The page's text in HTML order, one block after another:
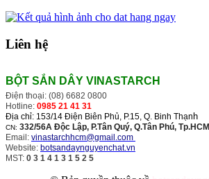
Liên hệ
BỘT SẮN DÂY VINASTARCH
Điện thoại: (08) 6682 0800
Hotline: 0985 21 41 31
Địa chỉ: 153/14 Điện Biên Phủ, P.15, Q. Binh Thạn h
CN: 332/56A Độc Lập, P.Tân Quý, Q.Tân Phú, Tp.HCM
Email: vinastarchhcm@gmail.com
Website: botsandaynguyenchat.vn
MST: 0 3 1 4 1 3 1 5 2 5